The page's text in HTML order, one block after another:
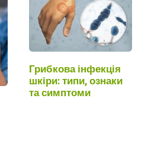
Грибкова інфекція
шкіри: типи, ознаки
та симптоми